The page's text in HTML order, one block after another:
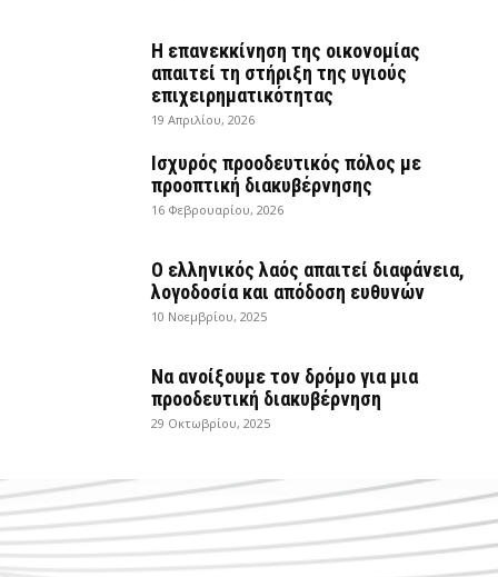
Η επανεκκίνηση της οικονομίας
απαιτεί τη στήριξη της υγιούς
επιχειρηματικότητας
19 Απριλίου, 2026
Ισχυρός προοδευτικός πόλος με
προοπτική διακυβέρνησης
16 Φεβρουαρίου, 2026
Ο ελληνικός λαός απαιτεί διαφάνεια,
λογοδοσία και απόδοση ευθυνών
10 Νοεμβρίου, 2025
Να ανοίξουμε τον δρόμο για μια
προοδευτική διακυβέρνηση
29 Οκτωβρίου, 2025